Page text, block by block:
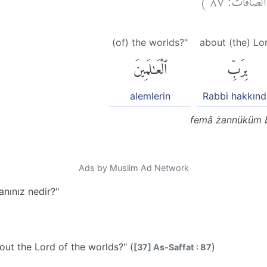
about (the)
بِرَبِّ
Rabbi
(of) the worlds?"
ٱلْعَٰلَمِينَ
alemlerin
femâ
Ads by Muslim Ad Network
nedir?"
the Lord of the worlds?" ([37] As-Saffat : 87)